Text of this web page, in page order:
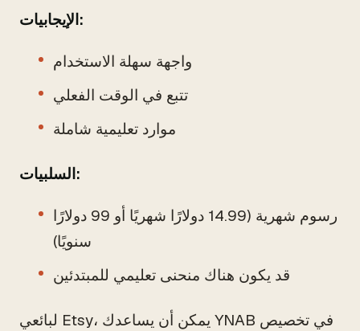
الإيجابيات:
واجهة سهلة الاستخدام
تتبع في الوقت الفعلي
موارد تعليمية شاملة
السلبيات:
رسوم شهرية (14.99 دولارًا شهريًا أو 99 دولارًا
سنويًا)
قد يكون هناك منحنى تعليمي للمبتدئين
لبائعي Etsy، يمكن أن يساعدك YNAB في تخصيص